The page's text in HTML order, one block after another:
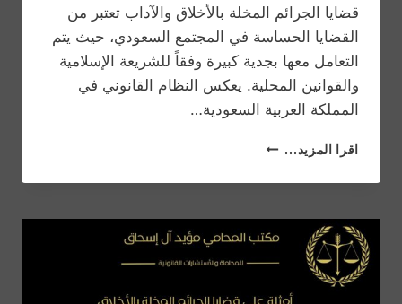
قضايا الجرائم المخلة بالأخلاق والآداب تعتبر من
القضايا الحساسة في المجتمع السعودي، حيث يتم
التعامل معها بجدية كبيرة وفقاً للشريعة الإسلامية
والقوانين المحلية. يعكس النظام القانوني في
المملكة العربية السعودية…
اقرا المزيد... إجراءات
والمحاكمة
قضايا
الجرائم
والآداب